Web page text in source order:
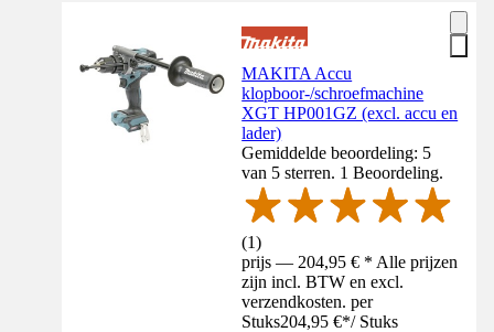
MAKITA Accu
klopboor-/schroefmachine
XGT HP001GZ (excl. accu en
lader)
Gemiddelde beoordeling: 5
van 5 sterren. 1 Beoordeling.
(1)
prijs — 204,95 € * Alle prijzen
zijn incl. BTW en excl.
verzendkosten. per
Stuks204,95 €*/ Stuks